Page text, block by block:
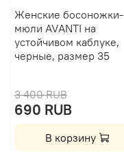
Женские босоножки-
мюли AVANTI на
устойчивом каблуке,
черные, размер 35
3 400 RUB
690 RUB
В корзину